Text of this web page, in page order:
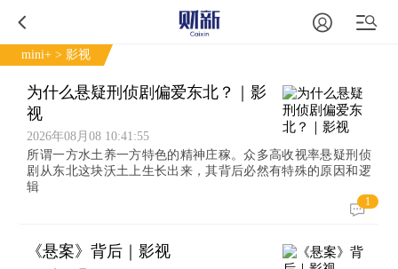
mini+ > 影视
为什么悬疑刑侦剧偏爱东北？｜影
视
2026年08月08 10:41:55
所谓一方水土养一方特色的精神庄稼。众多高收视率悬疑刑侦
剧从东北这块沃土上生长出来，其背后必然有特殊的原因和逻
辑
1
《悬案》背后｜影视